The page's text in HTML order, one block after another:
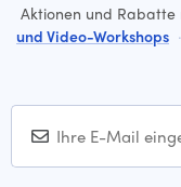
Aktionen und Rabatte
und Video-Workshops ·